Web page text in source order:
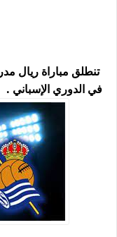
في الدوري الإسباني .